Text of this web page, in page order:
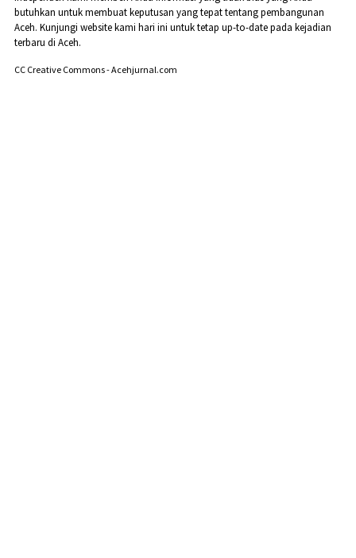
butuhkan untuk membuat keputusan yang tepat tentang pembangunan
Aceh. Kunjungi website kami hari ini untuk tetap up-to-date pada kejadian
terbaru di Aceh.
CC Creative Commons - Acehjurnal.com